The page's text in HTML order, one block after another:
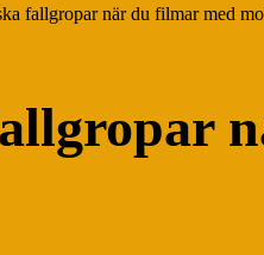
fallgropar när du filmar med